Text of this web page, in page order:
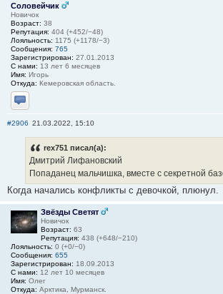
Соловейчик
Новичок
Возраст: 38
Репутация: 404 (+452/−48)
Лояльность: 1175 (+1178/−3)
Сообщения: 765
Зарегистрирован: 27.01.2013
С нами: 13 лет 6 месяцев
Имя: Игорь
Откуда: Кемеровская область.
Отправить личное сообщение
#2906 21.03.2022, 15:10
rex751 писал(а):
Дмитрий Лифановский
Попаданец мальчишка, вместе с секретной
Когда начались конфликты с девочкой, плюнул.
Звёзды Светят
Новичок
Возраст: 63
Репутация: 438 (+648/−210)
Лояльность: 0 (+0/−0)
Сообщения: 655
Зарегистрирован: 18.09.2013
С нами: 12 лет 10 месяцев
Имя: Олег
Откуда: Арктика, Мурманск.